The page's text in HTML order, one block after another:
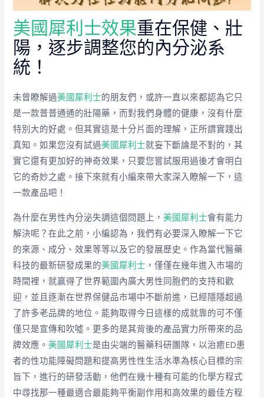
美國犀利士效果重在保健、壯
陽，逐步調整您的內分泌系
統！
未曾瞭解過美國犀利士的朋友們，或許一直以來都認為它只
是一款普普通通的壯陽藥，而對我們身體的健康，沒有什麼
特別大的好處。但其實這是十分片面的理解，正所謂實踐出
真知。如果您沒有試過美國犀利士就妄下斷論是不對的，其
實它還有更加好的神奇效果，只要您嘗試服用過後才會明白
它的奇妙之處。接下來就有小編來帶大家深入瞭解一下，這
一款產品吧！
為什麼在男性內分泌失調這個問題上，美國犀利士會有能力
解決呢？在此之前，小編認為，我們有必要深入瞭解一下它
的來源、成分、效果等等以及它的發展歷史。作為當代醫藥
科技的最新研發成果的美國犀利士 ，僅僅在幾年進入市場的
時間裡，就贏得了世界範圍內廣大男性同胞們的支持和歡
迎，並且逐漸在世界保健品市場中不斷前進，已經隱隱超過
了許多老品牌的地位。能夠取得今日這樣的成就靠的可不僅
僅只是宣傳和吹噓。更多的是其背後的產品實力所帶來的品
牌效應。美國犀利士是由尖端的醫藥科研團隊，以治癒ED患
者的性功能障礙問題和提高男性性生活水準為核心目標的宗
旨下，進行的研發活動，他們在幾十種有可能的化學方程式
中尋找那一種最適合最能夠平衡副作用和高效果的最佳方程